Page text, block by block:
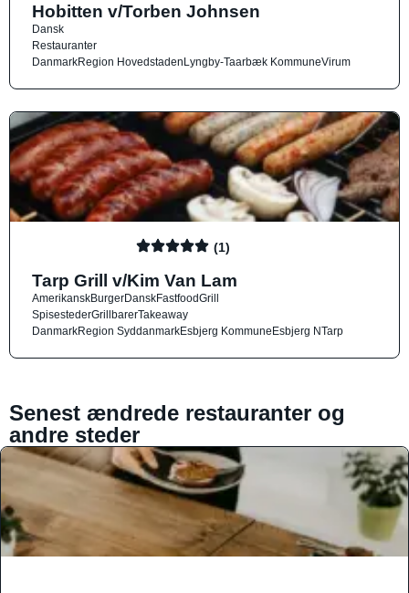
Hobitten v/Torben Johnsen
Dansk
Restauranter
DanmarkRegion HovedstadenLyngby-Taarbæk KommuneVirum
(1)
Tarp Grill v/Kim Van Lam
AmerikanskBurgerDanskFastfoodGrill
SpisestederGrillbarerTakeaway
DanmarkRegion SyddanmarkEsbjerg KommuneEsbjerg NTarp
Senest ændrede restauranter og
andre steder